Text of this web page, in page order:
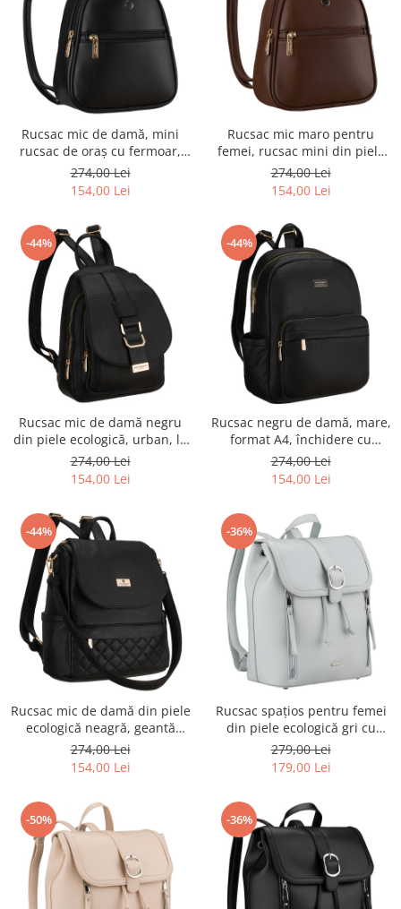
Rucsac mic de damă, mini
rucsac de oraș cu fermoar,
piele ecologică neagră -
Peterson PTR-PTN MX03-P-
7731
274,00 Lei
154,00 Lei
Rucsac mic maro pentru
femei, rucsac mini din piele
ecologică, la modă cu fermoar
- Peterson
274,00 Lei
154,00 Lei
-44%
Rucsac mic de damă negru
din piele ecologică, urban, la
modă, cu clapă - Peterson
PTR-PTN MBP-04-F19
274,00 Lei
154,00 Lei
-44%
Rucsac negru de damă, mare,
format A4, închidere cu
fermoar, oraș, pentru
serviciu, universitate, piele
ecologică - Peterson PTR-PTN
274,00 Lei
154,00 Lei
-44%
Rucsac mic de damă din piele
ecologică neagră, geantă
urbană 2 în 1 - Peterson PTR-
PTN MBP-08-F19
274,00 Lei
154,00 Lei
-36%
Rucsac spațios pentru femei
din piele ecologică gri cu
piciorușe de protecție -
Rovicky PTR-R-L61409-1968
279,00 Lei
179,00 Lei
-50% -36%